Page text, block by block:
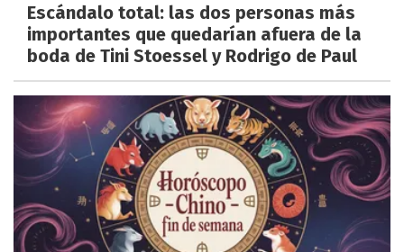
Escándalo total: las dos personas más
importantes que quedarían afuera de la
boda de Tini Stoessel y Rodrigo de Paul